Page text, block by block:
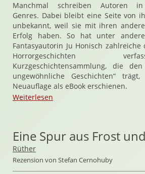
Manchmal schreiben Autoren in
Genres. Dabei bleibt eine Seite von
unbekannt, weil sie mit ihren
Erfolg haben. So hat unter
Fantasyautorin Ju Honisch
Horrorgeschichten
Kurzgeschichtensammlung, die
ungewöhnliche Geschichten“
Neuauflage als eBook erschienen.
Weiterlesen
Eine Spur aus Frost
Rüther
Rezension von Stefan Cernohuby